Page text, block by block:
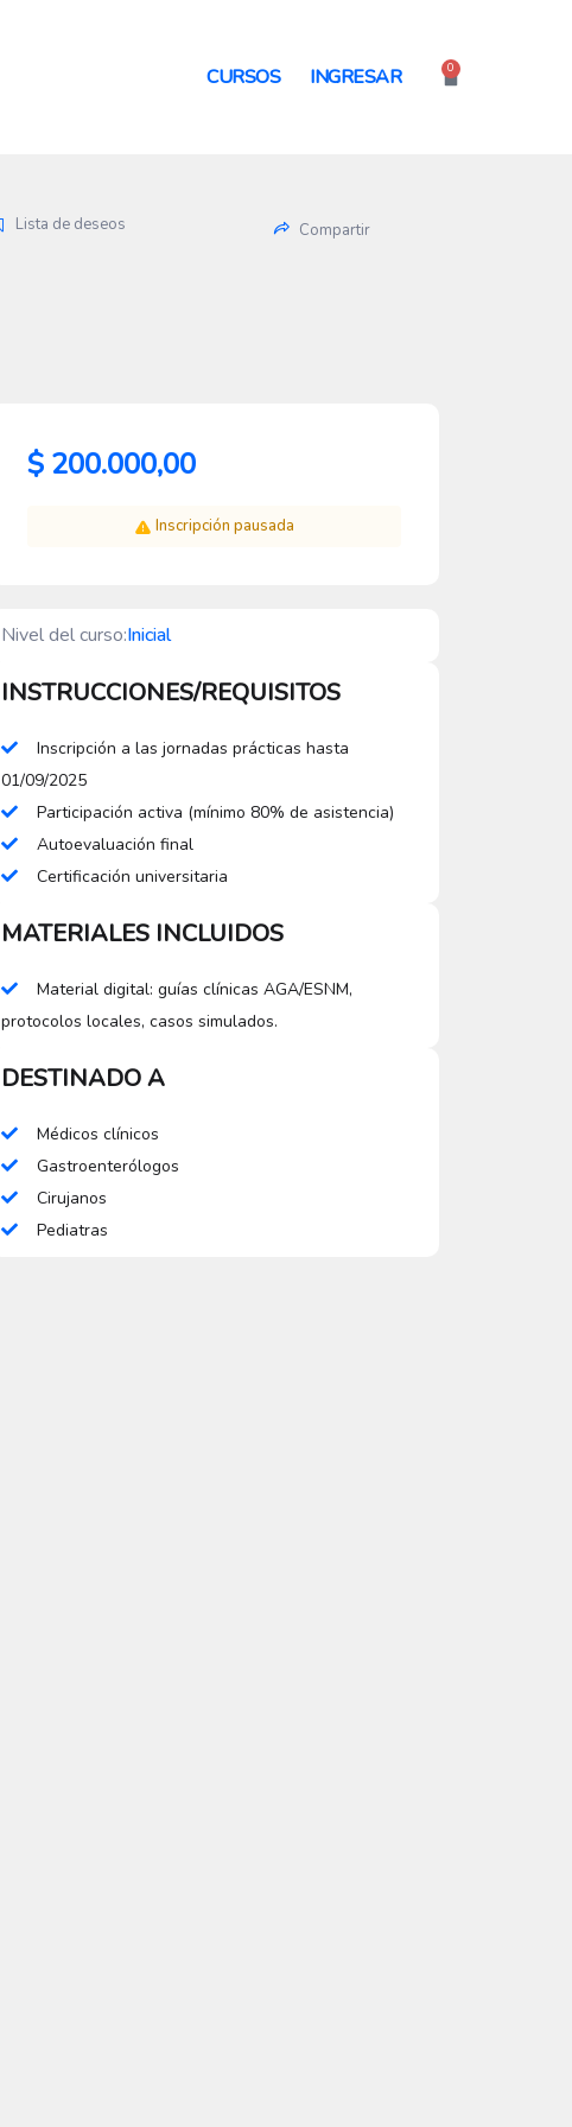
CURSOS INGRESAR 0
Cart
Lista de deseos Compartir
$ 200.000,00
Inscripción pausada
Nivel del curso:Inicial
INSTRUCCIONES/REQUISITOS
Inscripción a las jornadas prácticas hasta
01/09/2025
Participación activa (mínimo 80% de asistencia)
Autoevaluación final
Certificación universitaria
MATERIALES INCLUIDOS
Material digital: guías clínicas AGA/ESNM,
protocolos locales, casos simulados.
DESTINADO A
Médicos clínicos
Gastroenterólogos
Cirujanos
Pediatras